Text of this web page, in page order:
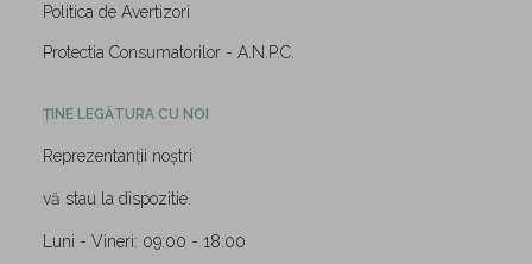
Politica de Avertizori
Protectia Consumatorilor - A.N.P.C.
ȚINE LEGĂTURA CU NOI
Reprezentanții noștri
vă stau la dispozitie.
Luni - Vineri: 09:00 - 18:00